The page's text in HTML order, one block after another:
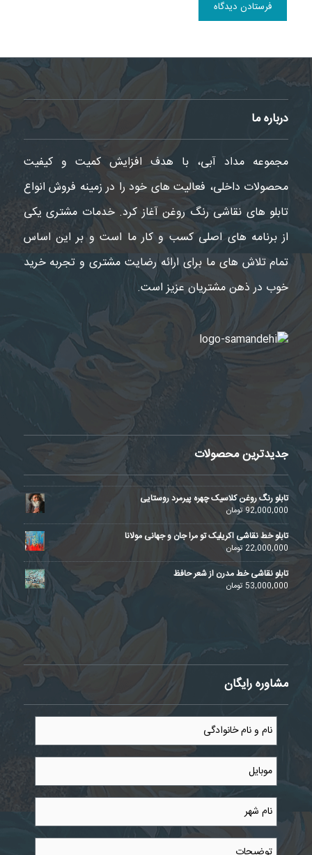
درباره ما
مجموعه مداد آبی، با هدف افزایش کمیت و کیفیت
محصولات داخلی، فعالیت های خود را در زمینه فروش انواع
تابلو های نقاشی رنگ روغن آغاز کرد. خدمات مشتری یکی
از برنامه های اصلی کسب و کار ما است و بر این اساس
تمام تلاش های ما برای ارائه رضایت مشتری و تجربه خرید
خوب در ذهن مشتریان عزیز است.
جدیدترین محصولات
تابلو رنگ روغن کلاسیک چهره پیرمرد روستایی
92,000,000تومان
تابلو خط نقاشی اکریلیک تو مرا جان و جهانی مولانا
22,000,000 تومان
تابلو نقاشی خط مدرن از شعر حافظ
53,000,000 تومان
مشاوره رایگان
نام
نام
خانوادگی* موبایل
نام
شهر *
توضیحات